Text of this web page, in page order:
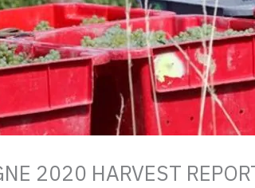
2020 HARVEST